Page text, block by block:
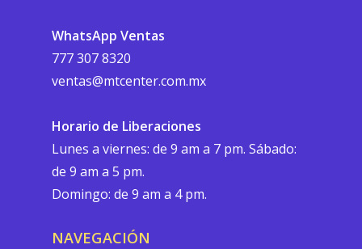
WhatsApp Ventas
777 307 8320
ventas@mtcenter.com.mx
Horario de Liberaciones
Lunes a viernes: de 9 am a 7 pm. Sábado:
de 9 am a 5 pm.
Domingo: de 9 am a 4 pm.
NAVEGACIÓN